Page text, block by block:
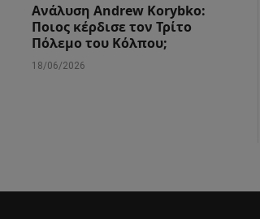
Ανάλυση Andrew Korybko:
Ποιος κέρδισε τον Τρίτο
Πόλεμο του Κόλπου;
18/06/2026